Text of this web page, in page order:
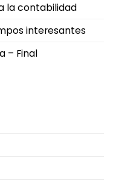
la contabilidad
interesantes
– Final